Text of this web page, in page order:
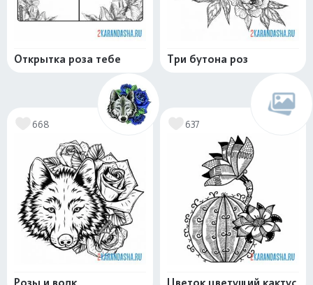
Открытка роза тебе Три бутона роз
668 637